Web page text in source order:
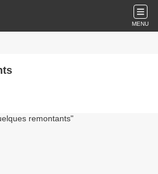
MENU